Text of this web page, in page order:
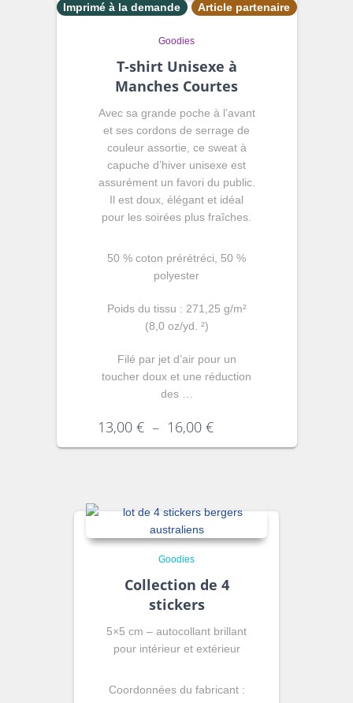
Imprimé à la demande Article partenaire
Goodies
T-shirt Unisexe à
Manches Courtes
Avec sa grande poche à l’avant
et ses cordons de serrage de
couleur assortie, ce sweat à
capuche d’hiver unisexe est
assurément un favori du public.
Il est doux, élégant et idéal
pour les soirées plus fraîches.
50 % coton prérétréci, 50 %
polyester
Poids du tissu : 271,25 g/m²
(8,0 oz/yd. ²)
Filé par jet d’air pour un
toucher doux et une réduction
des …
13,00 € – 16,00 €
Goodies
Collection de 4
stickers
5×5 cm – autocollant brillant
pour intérieur et extérieur
Coordonnées du fabricant :